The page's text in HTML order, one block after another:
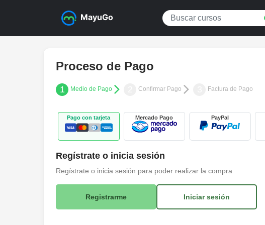
MayuGo
Proceso de Pago
1 Medio de Pago Confirmar Pago Factura de Pago
Pago con tarjeta Mercado Pago PayPal
Regístrate o inicia sesión
Regístrate o inicia sesión para poder realizar la compra
Registrarme Iniciar sesión